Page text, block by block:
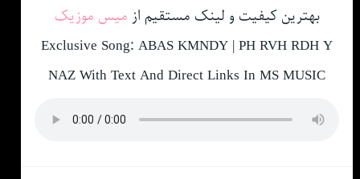
بهترین کیفیت و لینک مستقیم از میس موزیک
Exclusive Song: ABAS KMNDY | PH RVH RDH Y
NAZ With Text And Direct Links In MS MUSIC